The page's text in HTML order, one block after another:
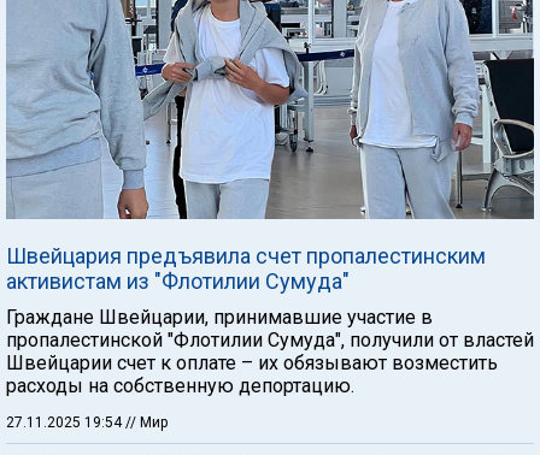
Швейцария предъявила счет пропалестинским
активистам из "Флотилии Сумуда"
Граждане Швейцарии, принимавшие участие в
пропалестинской "Флотилии Сумуда", получили от властей
Швейцарии счет к оплате – их обязывают возместить
расходы на собственную депортацию.
27.11.2025 19:54// Мир